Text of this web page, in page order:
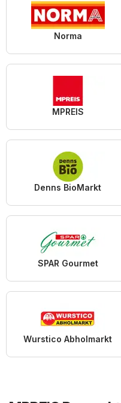
Norma
MPREIS
Denns BioMarkt
SPAR Gourmet
Wurstico Abholmarkt